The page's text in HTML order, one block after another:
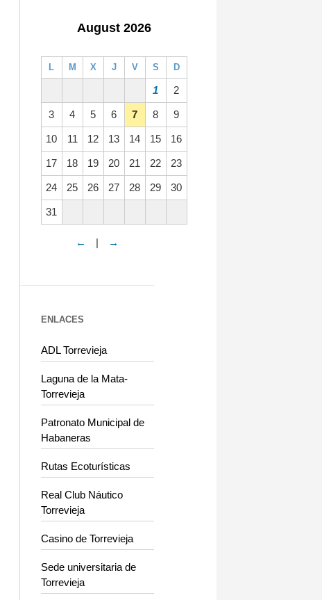
August 2026
L M X J V S D
1 2
3 4 5 6 7 8 9
10 11 12 13 14 15 16
17 18 19 20 21 22 23
24 25 26 27 28 29 30
31
← | →
ENLACES
ADL Torrevieja
Laguna de la Mata-
Torrevieja
Patronato Municipal de
Habaneras
Rutas Ecoturísticas
Real Club Náutico
Torrevieja
Casino de Torrevieja
Sede universitaria de
Torrevieja